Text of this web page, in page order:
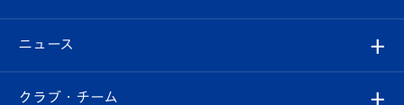
ニュース
すべて
クラブ・チーム